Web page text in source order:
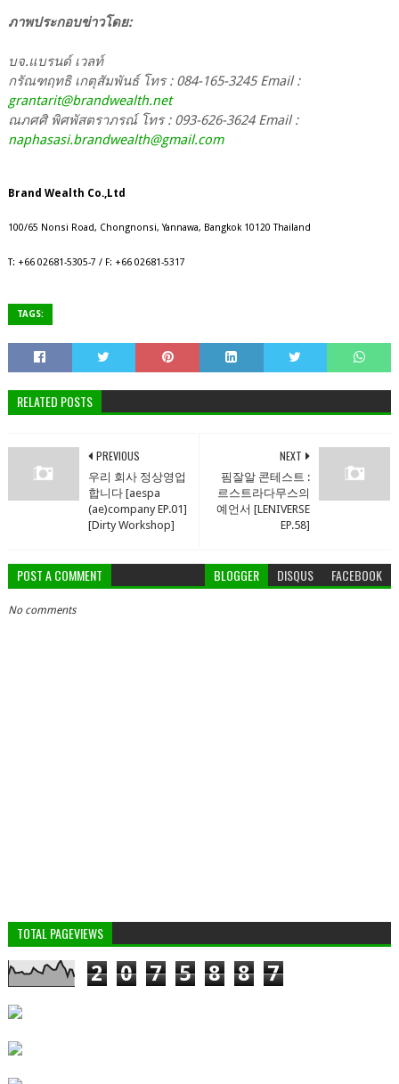
ภาพประกอบข่าวโดย:
บจ.แบรนด์ เวลท์
กรัณฑฤทธิ เกตุสัมพันธ์ โทร : 084-165-3245 Email :
grantarit@brandwealth.net
ณภศศิ พิศพัสตราภรณ์ โทร : 093-626-3624 Email :
naphasasi.brandwealth@gmail.com
Brand Wealth Co.,Ltd
100/65 Nonsi Road, Chongnonsi, Yannawa, Bangkok 10120 Thailand
T: +66 02681-5305-7 / F: +66 02681-5317
TAGS:
RELATED POSTS
NEXT
핌잘알 콘테스트 :
르스트라다무스의
예언서 [LENIVERSE
EP.58]
PREVIOUS
우리 회사 정상영업
합니다 [aespa
(ae)company EP.01]
[Dirty Workshop]
POST A COMMENT BLOGGER DISQUS FACEBOOK
No comments
TOTAL PAGEVIEWS
2 0 7 5 8 8 7